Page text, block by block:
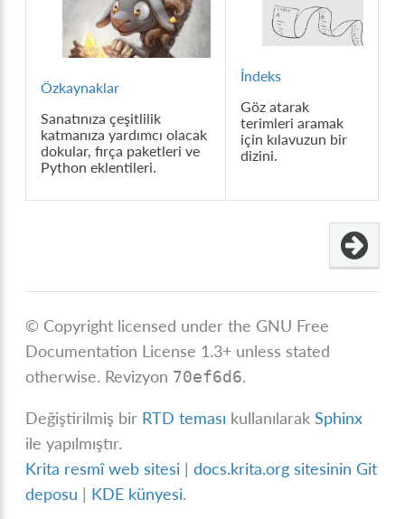
Özkaynaklar
Sanatınıza çeşitlilik
katmanıza yardımcı olacak
dokular, fırça paketleri ve
Python eklentileri.
İndeks
Göz atarak
terimleri aramak
için kılavuzun bir
dizini.
© Copyright licensed under the GNU Free
Documentation License 1.3+ unless stated
otherwise. Revizyon 70ef6d6.
Değiştirilmiş bir RTD teması kullanılarakSphinx
ile yapılmıştır.
Krita resmî web sitesi |docs.krita.org sitesinin Git
deposu | KDE künyesi.